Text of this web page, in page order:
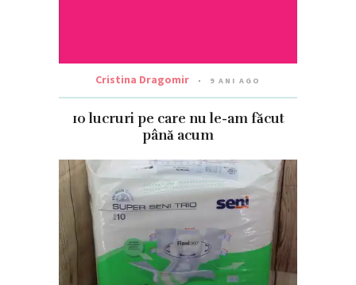
Cristina Dragomir 9 ANI AGO
10 lucruri pe care nu le-am făcut
până acum